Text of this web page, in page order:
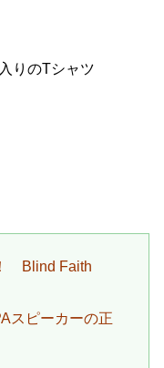
りのTシャツ
Blind Faith
スピーカーの正